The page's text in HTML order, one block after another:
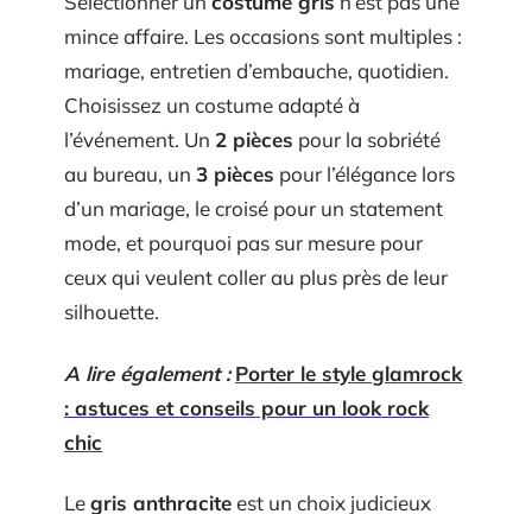
mince affaire. Les occasions sont multiples :
mariage, entretien d’embauche, quotidien.
Choisissez un costume adapté à
l’événement. Un 2 pièces pour la sobriété
au bureau, un 3 pièces pour l’élégance lors
d’un mariage, le croisé pour un statement
mode, et pourquoi pas sur mesure pour
ceux qui veulent coller au plus près de leur
silhouette.
A lire également : Porter le style glamrock
: astuces et conseils pour un look rock
chic
Legris anthraciteest un choix judicieux